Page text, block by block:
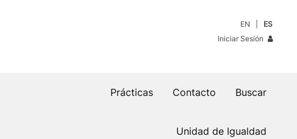
EN
ES
Iniciar Sesión
Buscar
Contacto
Prácticas
Unidad de Igualdad